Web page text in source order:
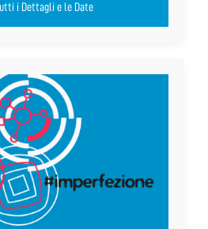
i Dettagli e le Date